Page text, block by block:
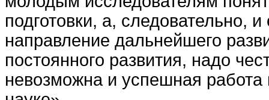
подготовки, а, следовательно,
направление дальнейшего
постоянного развития, надо
невозможна и успешная работа